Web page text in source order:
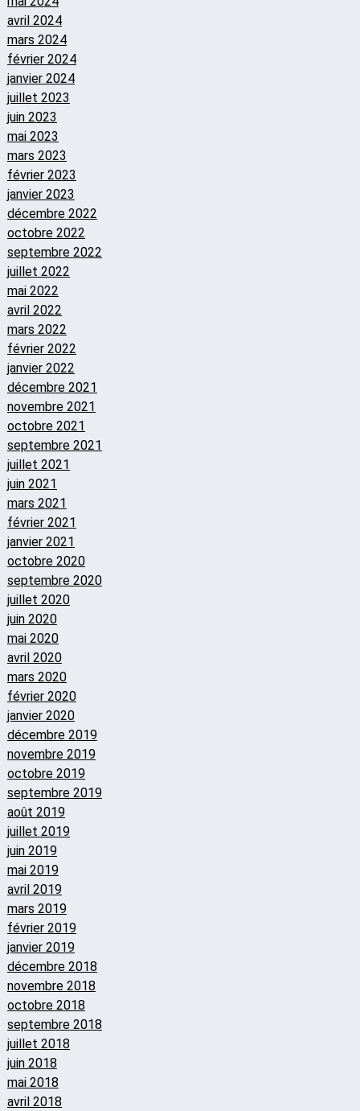
avril 2024
mars 2024
février 2024
janvier 2024
juillet 2023
juin 2023
mai 2023
mars 2023
février 2023
janvier 2023
décembre 2022
octobre 2022
septembre 2022
juillet 2022
mai 2022
avril 2022
mars 2022
février 2022
janvier 2022
décembre 2021
novembre 2021
octobre 2021
septembre 2021
juillet 2021
juin 2021
mars 2021
février 2021
janvier 2021
octobre 2020
septembre 2020
juillet 2020
juin 2020
mai 2020
avril 2020
mars 2020
février 2020
janvier 2020
décembre 2019
novembre 2019
octobre 2019
septembre 2019
août 2019
juillet 2019
juin 2019
mai 2019
avril 2019
mars 2019
février 2019
janvier 2019
décembre 2018
novembre 2018
octobre 2018
septembre 2018
juillet 2018
juin 2018
mai 2018
avril 2018